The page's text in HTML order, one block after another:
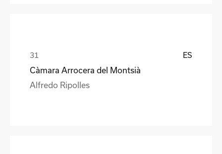
ES
Càmara Arrocera del Montsià
Alfredo Ripolles